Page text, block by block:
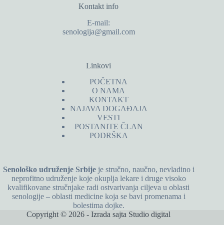
Kontakt info
E-mail:
senologija@gmail.com
Linkovi
POČETNA
O NAMA
KONTAKT
NAJAVA DOGAĐAJA
VESTI
POSTANITE ČLAN
PODRŠKA
Senološko udruženje Srbijeje stručno, naučno, nevladino i
neprofitno udruženje koje okuplja lekare i druge visoko
kvalifikovane stručnjake radi ostvarivanja ciljeva u oblasti
senologije – oblasti medicine koja se bavi promenama i
bolestima dojke.
Copyright © 2026 - Izrada sajta Studio digital